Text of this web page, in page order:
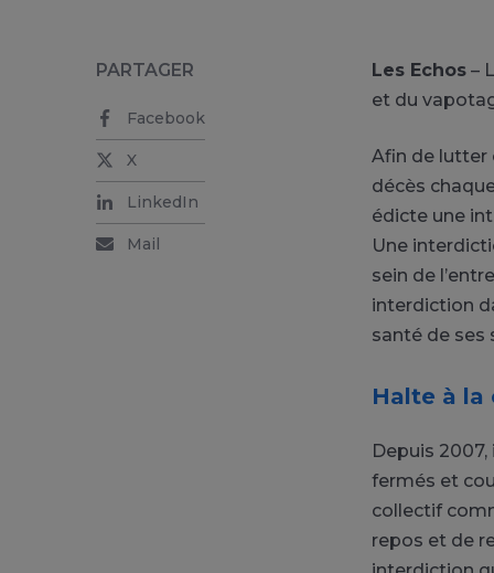
Les Echos –
et du
Afin de lutter
décès
édicte une
Une
sein de
interdiction
santé de ses
Halte à la
Depuis
fermés et
collectif
repos et de
PARTAGER
Facebook
X
LinkedIn
Mail